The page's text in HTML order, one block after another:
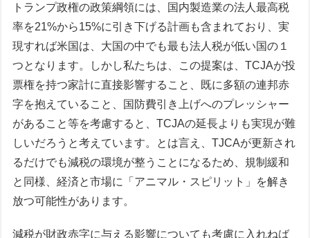
トランプ政権の政策綱領には、国内製造業の法人最高税
率を21%から15%に引き下げる計画も含まれており、実
現すれば米国は、大国の中でも最も法人税が低い国の１
つとなります。しかし私たちは、この提案は、TCJAが投
票権を持つ家計に直接影響すること、既に多額の連邦赤
字を抱えていること、国防費引き上げへのプレッシャー
があること等を考慮すると、TCJAの延長よりも実現が難
しいだろうと考えています。とは言え、TJCAが更新され
るだけでも減税の環境が整うことになるため、規制緩和
と同様、経済と市場に「アニマル・スピリット」を解き
放つ可能性があります。
減税が財政赤字に与える影響についても考慮に入れねば